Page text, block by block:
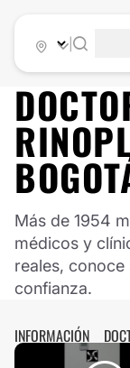
Más de 1954
médicos y
reales,
confianza.
INFORMACIÓN